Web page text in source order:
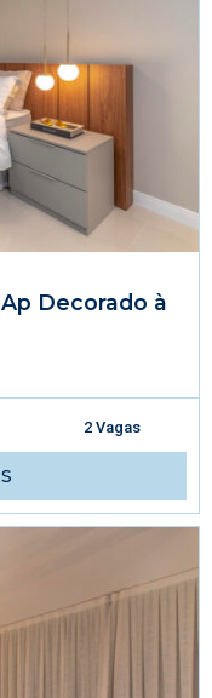
Decorado à
2 Vagas